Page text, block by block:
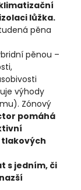
lůžka.
pěna
pěnou –
výhody
Zónový
pomáhá
s jedním, či